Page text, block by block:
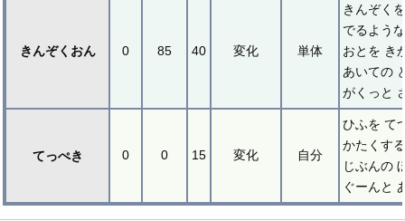
きんぞくおん 0 85 40 変化 単体
きんぞく
でるよう
おとを き
あいての
がくっと
てっぺき 0 0 15 変化 自分
ひふを て
かたくす
じぶんの
ぐーんと